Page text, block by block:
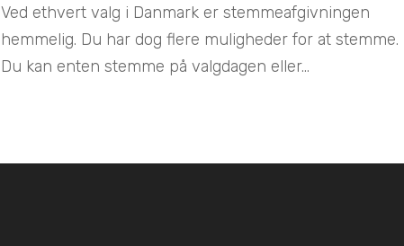
Ved ethvert valg i Danmark er stemmeafgivningen
hemmelig. Du har dog flere muligheder for at stemme.
Du kan enten stemme på valgdagen eller...